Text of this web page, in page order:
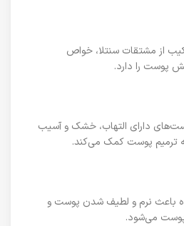
از مشتقات سنتلا، خواص
پوست را دارد.
دارای التهاب، خشک و آسیب
ترمیم پوست کمک می‌کند.
باعث نرم و لطیف شدن پوست و
پوست می‌شود.